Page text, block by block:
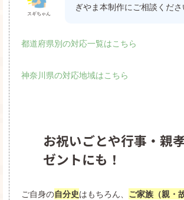
スギちゃん
ぎやま本制作にご相談くださ
都道府県別の対応一覧はこちら
神奈川県の対応地域はこちら
お祝いごとや行事・親
ゼントにも！
ご自身の自分史はもちろん、 ご家族（親・